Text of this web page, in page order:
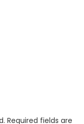
Required fields are